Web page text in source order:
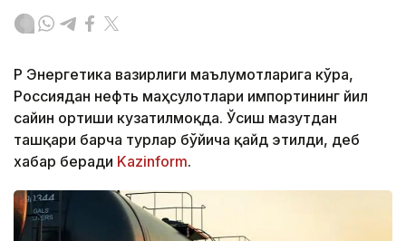
ҚР Энергетика вазирлиги маълумотларига кўра,
Россиядан нефть маҳсулотлари импортининг йил
сайин ортиши кузатилмоқда. Ўсиш мазутдан
ташқари барча турлар бўйича қайд этилди, деб
хабар беради Kazinform.